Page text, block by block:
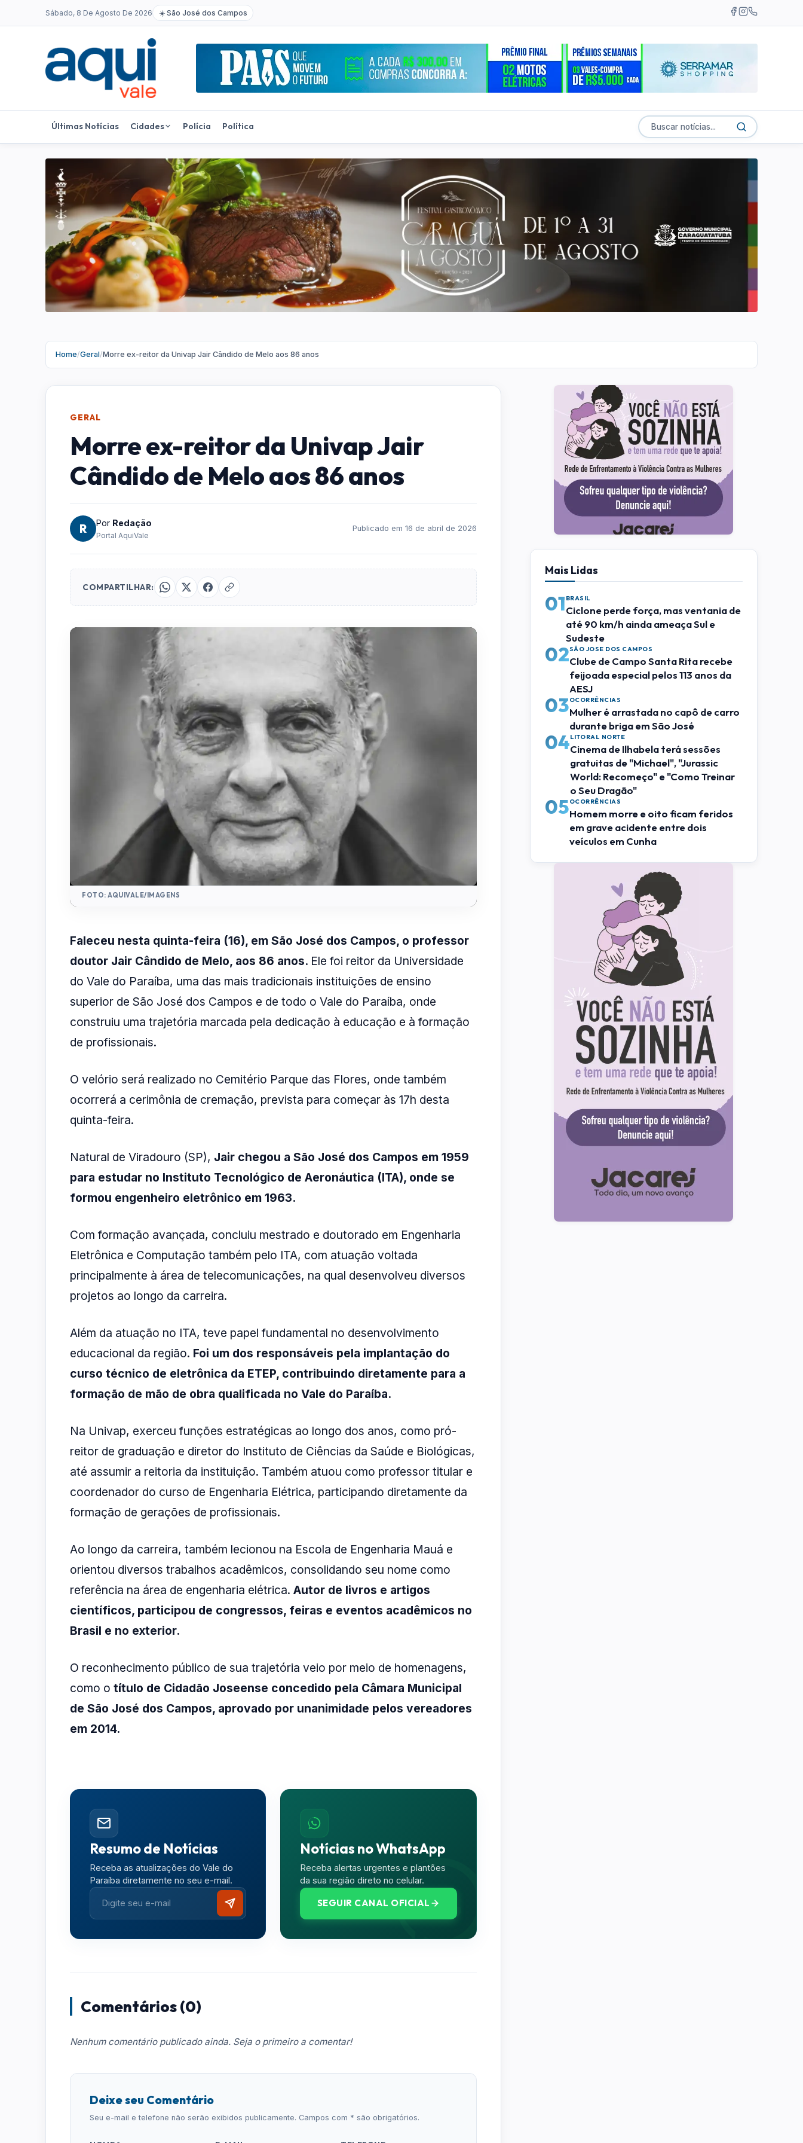
Sábado, 8 De Agosto De 2026 ☀️ São José dos Campos
Últimas Notícias Cidades Polícia Política
Home/Geral/Morre ex-reitor da Univap Jair Cândido de Melo aos 86 anos
GERAL
Morre ex-reitor da Univap Jair
Cândido de Melo aos 86 anos
R Por Redação
Portal AquiVale
Publicado em 16 de abril de 2026
COMPARTILHAR:
FOTO: AQUIVALE/IMAGENS
Faleceu nesta quinta-feira (16), em São José dos Campos, o professor
doutor Jair Cândido de Melo, aos 86 anos. Ele foi reitor da Universidade
do Vale do Paraíba, uma das mais tradicionais instituições de ensino
superior de São José dos Campos e de todo o Vale do Paraíba, onde
construiu uma trajetória marcada pela dedicação à educação e à formação
de profissionais.
O velório será realizado no Cemitério Parque das Flores, onde também
ocorrerá a cerimônia de cremação, prevista para começar às 17h desta
quinta-feira.
Natural de Viradouro (SP), Jair chegou a São José dos Campos em 1959
para estudar no Instituto Tecnológico de Aeronáutica (ITA), onde se
formou engenheiro eletrônico em 1963.
Com formação avançada, concluiu mestrado e doutorado em Engenharia
Eletrônica e Computação também pelo ITA, com atuação voltada
principalmente à área de telecomunicações, na qual desenvolveu diversos
projetos ao longo da carreira.
Além da atuação no ITA, teve papel fundamental no desenvolvimento
educacional da região. Foi um dos responsáveis pela implantação do
curso técnico de eletrônica da ETEP, contribuindo diretamente para a
formação de mão de obra qualificada no Vale do Paraíba.
Na Univap, exerceu funções estratégicas ao longo dos anos, como pró-
reitor de graduação e diretor do Instituto de Ciências da Saúde e Biológicas,
até assumir a reitoria da instituição. Também atuou como professor titular e
coordenador do curso de Engenharia Elétrica, participando diretamente da
formação de gerações de profissionais.
Ao longo da carreira, também lecionou na Escola de Engenharia Mauá e
orientou diversos trabalhos acadêmicos, consolidando seu nome como
referência na área de engenharia elétrica. Autor de livros e artigos
científicos, participou de congressos, feiras e eventos acadêmicos no
Brasil e no exterior.
O reconhecimento público de sua trajetória veio por meio de homenagens,
como o título de Cidadão Joseense concedido pela Câmara Municipal
de São José dos Campos, aprovado por unanimidade pelos vereadores
em 2014.
Resumo de Notícias
Receba as atualizações do Vale do
Paraíba diretamente no seu e-mail.
Notícias no WhatsApp
Receba alertas urgentes e plantões
da sua região direto no celular.
SEGUIR CANAL OFICIAL
Comentários (0)
Nenhum comentário publicado ainda. Seja o primeiro a comentar!
Deixe seu Comentário
Seu e-mail e telefone não serão exibidos publicamente. Campos com * são obrigatórios.
Mais Lidas
01 BRASIL
Ciclone perde força, mas ventania de
até 90 km/h ainda ameaça Sul e
Sudeste
02SÃO JOSE DOS CAMPOS
Clube de Campo Santa Rita recebe
feijoada especial pelos 113 anos da
AESJ
03OCORRÊNCIAS
Mulher é arrastada no capô de carro
durante briga em São José
04LITORAL NORTE
Cinema de Ilhabela terá sessões
gratuitas de "Michael", "Jurassic
World: Recomeço" e "Como Treinar
o Seu Dragão"
05OCORRÊNCIAS
Homem morre e oito ficam feridos
em grave acidente entre dois
veículos em Cunha